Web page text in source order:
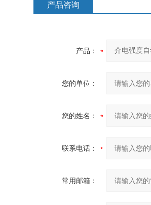
产品咨询
产品：
您的单位：
您的姓名：
联系电话：
常用邮箱：